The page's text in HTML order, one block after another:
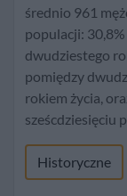
średnio 961
populacji:
dwudziestego
pomiędzy
rokiem życia,
sześcdziesięciu
Historyczne